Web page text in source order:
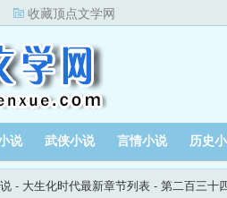
收藏顶点文学网
说 武侠小说 言情小说 历史
- 大生化时代最新章节列表 - 第二百三十